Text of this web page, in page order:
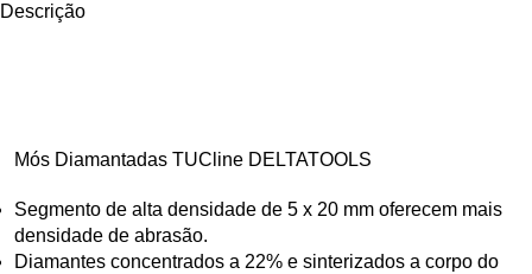
Descrição
Mós Diamantadas TUCline DELTATOOLS
Segmento de alta densidade de 5 x 20 mm oferecem mais
densidade de abrasão.
Diamantes concentrados a 22% e sinterizados a corpo do